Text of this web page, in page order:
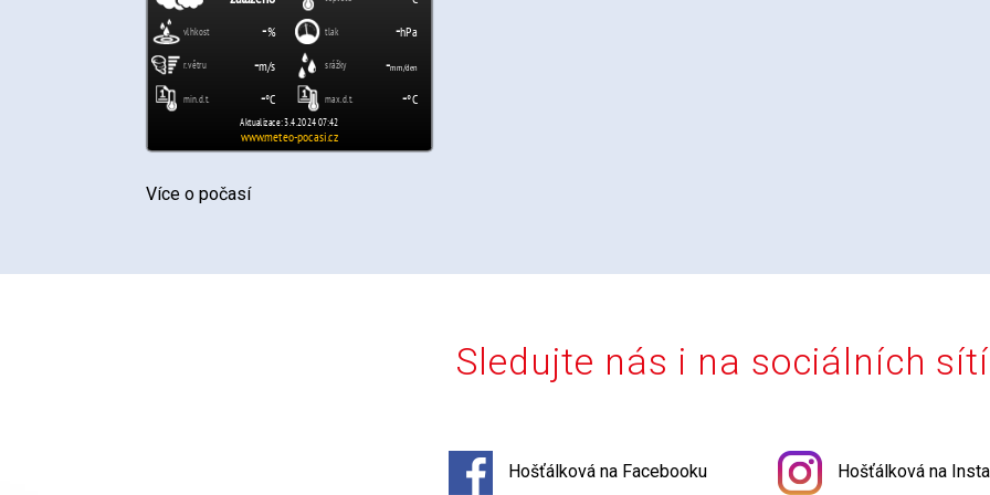
Více o počasí
Sledujte nás i na sociálních
Hošťálková na Facebooku Hošťálková na